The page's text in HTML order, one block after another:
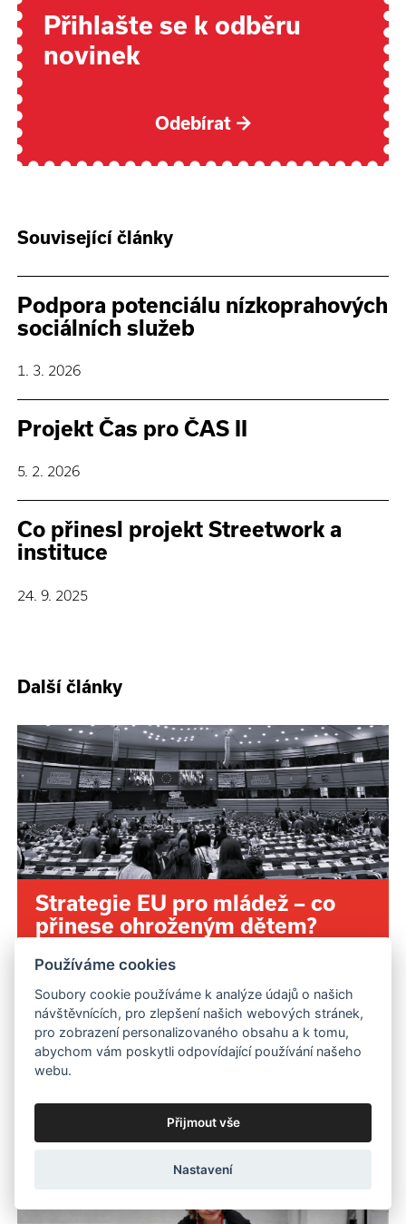
Přihlašte se k odběru
novinek
Odebírat →
Související články
Podpora potenciálu nízkoprahových
sociálních služeb
1. 3. 2026
Projekt Čas pro ČAS II
5. 2. 2026
Co přinesl projekt Streetwork a
instituce
24. 9. 2025
Další články
Strategie EU pro mládež – co
přinese ohroženým dětem?
Používáme cookies
Soubory cookie používáme k analýze údajů o našich
návštěvnících, pro zlepšení našich webových stránek,
pro zobrazení personalizovaného obsahu a k tomu,
abychom vám poskytli odpovídající používání našeho
webu.
Přijmout vše
Nastavení